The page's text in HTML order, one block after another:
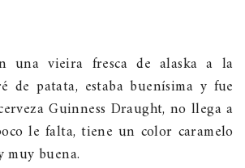
una vieira fresca de alaska a la
de patata, estaba buenísima y fue
Guinness Draught, no llega a
le falta, tiene un color caramelo
muy buena.